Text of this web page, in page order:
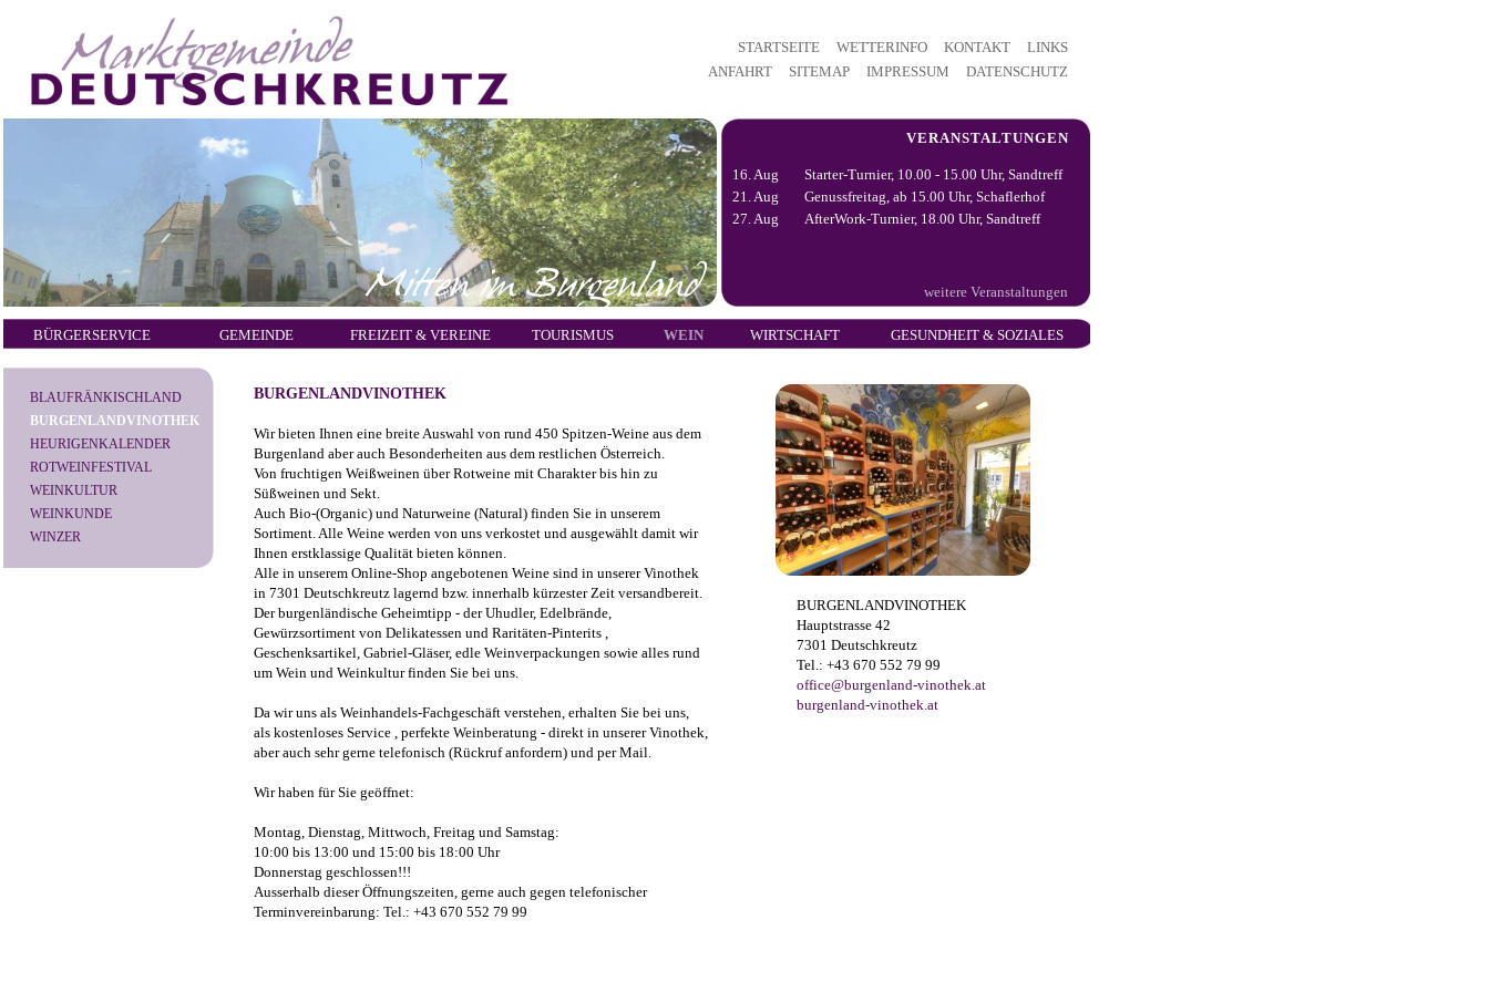
STARTSEITE WETTERINFO KONTAKT
LINKS
ANFAHRT
SITEMAP IMPRESSUM DATENSCHUTZ
VERANSTALTUNGEN
16. Aug
Starter-Turnier, 10.00 - 15.00 Uhr, Sandtreff
21. Aug
Genussfreitag, ab 15.00 Uhr, Schaflerhof
27. Aug
AfterWork-Turnier, 18.00 Uhr, Sandtreff
weitere Veranstaltungen
BÜRGERSERVICE GEMEINDE FREIZEIT & VEREINE TOURISMUS WEIN WIRTSCHAFT GESUNDHEIT & SOZIALES
BLAUFRÄNKISCHLAND
BURGENLANDVINOTHEK
HEURIGENKALENDER
ROTWEINFESTIVAL
WEINKULTUR
WEINKUNDE
WINZER
BURGENLANDVINOTHEK
Hauptstrasse 42
7301 Deutschkreutz
Tel.: +43 670 552 79 99
office@burgenland-vinothek.at
burgenland-vinothek.at
BURGENLANDVINOTHEK
Wir bieten Ihnen eine breite Auswahl von rund 450 Spitzen-Weine aus dem
Burgenland aber auch Besonderheiten aus dem restlichen Österreich.
Von fruchtigen Weißweinen über Rotweine mit Charakter bis hin zu
Süßweinen und Sekt.
Auch Bio-(Organic) und Naturweine (Natural) finden Sie in unserem
Sortiment. Alle Weine werden von uns verkostet und ausgewählt damit wir
Ihnen erstklassige Qualität bieten können.
Alle in unserem Online-Shop angebotenen Weine sind in unserer Vinothek
in 7301 Deutschkreutz lagernd bzw. innerhalb kürzester Zeit versandbereit.
Der burgenländische Geheimtipp - der Uhudler, Edelbrände,
Gewürzsortiment von Delikatessen und Raritäten-Pinterits ,
Geschenksartikel, Gabriel-Gläser, edle Weinverpackungen sowie alles rund
um Wein und Weinkultur finden Sie bei uns.
Da wir uns als Weinhandels-Fachgeschäft verstehen, erhalten Sie bei uns,
als kostenloses Service , perfekte Weinberatung - direkt in unserer Vinothek,
aber auch sehr gerne telefonisch (Rückruf anfordern) und per Mail.
Wir haben für Sie geöffnet:
Montag, Dienstag, Mittwoch, Freitag und Samstag:
10:00 bis 13:00 und 15:00 bis 18:00 Uhr
Donnerstag geschlossen!!!
Ausserhalb dieser Öffnungszeiten, gerne auch gegen telefonischer
Terminvereinbarung: Tel.: +43 670 552 79 99